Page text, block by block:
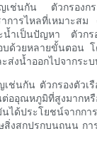
เช่นกัน ตัวกรองก
ารไหลที่เหมาะสม
น้ำเป็นปัญหา ตัวกร
บด้วยหลายขั้นตอน
งน้ำออกไปจากระบ
ช่นกัน ตัวกรองตัว
อุณหภูมิที่สูงมากห
ได้ประโยชน์จากก
สิ่งสกปรกบนถนน ก